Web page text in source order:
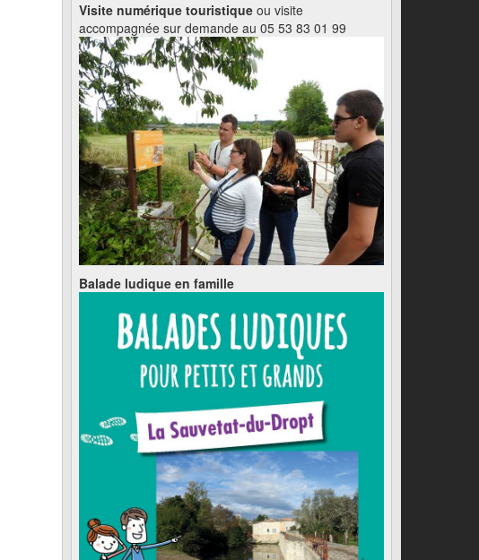
Visite numérique touristique ou visite
accompagnée sur demande au 05 53 83 01 99
Balade ludique en famille